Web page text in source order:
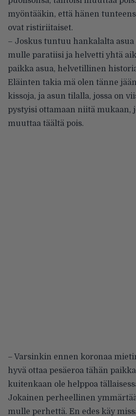
myöntääkin, että hänen
ovat ristiriitaiset.
– Joskus tuntuu hankalalta asua
mulle paratiisi ja helvetti yhtä
paikka asua, helvetillinen
Eläinten takia mä olen tänne
kissoja, ja asun tilalla, jossa on
pystyisi ottamaan niitä mukaan,
muuttaa täältä pois.
– Varsinkin ennen koronaa
hyvä ottaa pesäeroa tähän
kuitenkaan ole helppoa
Jokainen perheellinen
mulle perhettä. En edes käy